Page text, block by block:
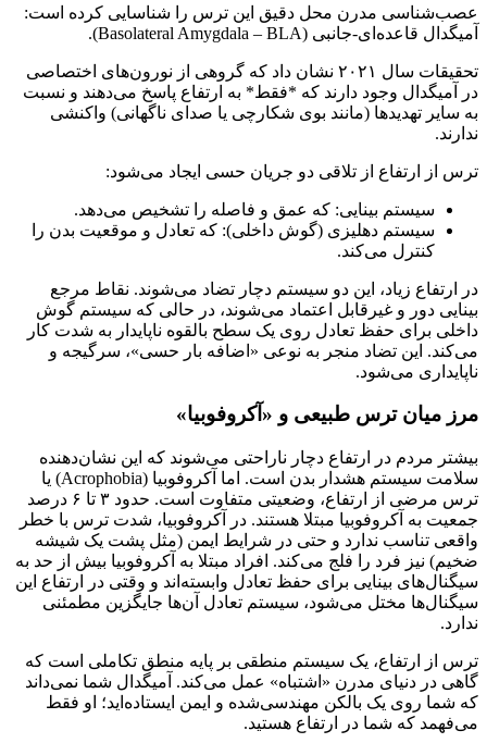
عصب‌شناسی مدرن محل دقیق این ترس را شناسایی کرده است:
آمیگدال قاعده‌ای-جانبی (Basolateral Amygdala – BLA).
تحقیقات سال ۲۰۲۱ نشان داد که گروهی از نورون‌های اختصاصی
در آمیگدال وجود دارند که *فقط* به ارتفاع پاسخ می‌دهند و نسبت
به سایر تهدیدها (مانند بوی شکارچی یا صدای ناگهانی) واکنشی
ندارند.
ترس از ارتفاع از تلاقی دو جریان حسی ایجاد می‌شود:
سیستم بینایی: که عمق و فاصله را تشخیص می‌دهد.
سیستم دهلیزی (گوش داخلی): که تعادل و موقعیت بدن را
کنترل می‌کند.
در ارتفاع زیاد، این دو سیستم دچار تضاد می‌شوند. نقاط مرجع
بینایی دور و غیرقابل اعتماد می‌شوند، در حالی که سیستم گوش
داخلی برای حفظ تعادل روی یک سطح بالقوه ناپایدار به شدت کار
می‌کند. این تضاد منجر به نوعی «اضافه بار حسی»، سرگیجه و
ناپایداری می‌شود.
مرز میان ترس طبیعی و «آکروفوبیا»
بیشتر مردم در ارتفاع دچار ناراحتی می‌شوند که این نشان‌دهنده
سلامت سیستم هشدار بدن است. اما آکروفوبیا (Acrophobia) یا
ترس مرضی از ارتفاع، وضعیتی متفاوت است. حدود ۳ تا ۶ درصد
جمعیت به آکروفوبیا مبتلا هستند. در آکروفوبیا، شدت ترس با خطر
واقعی تناسب ندارد و حتی در شرایط ایمن (مثل پشت یک شیشه
ضخیم) نیز فرد را فلج می‌کند. افراد مبتلا به آکروفوبیا بیش از حد به
سیگنال‌های بینایی برای حفظ تعادل وابسته‌اند و وقتی در ارتفاع این
سیگنال‌ها مختل می‌شود، سیستم تعادل آن‌ها جایگزین مطمئنی
ندارد.
ترس از ارتفاع، یک سیستم منطقی بر پایه منطق تکاملی است که
گاهی در دنیای مدرن «اشتباه» عمل می‌کند. آمیگدال شما نمی‌داند
که شما روی یک بالکن مهندسی‌شده و ایمن ایستاده‌اید؛ او فقط
می‌فهمد که شما در ارتفاع هستید.